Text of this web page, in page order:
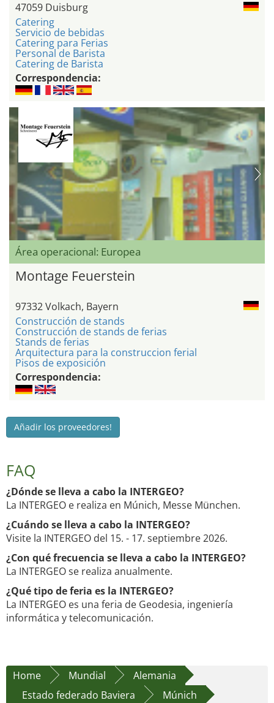
47059 Duisburg
Catering
Servicio de bebidas
Catering para Ferias
Personal de Barista
Catering de Barista
Correspondencia:
Área operacional: Europea
Montage Feuerstein
97332 Volkach, Bayern
Construcción de stands
Construcción de stands de ferias
Stands de ferias
Arquitectura para la construccion ferial
Pisos de exposición
Correspondencia:
Añadir los proveedores!
FAQ
¿Dónde se lleva a cabo la INTERGEO?
La INTERGEO e realiza en Múnich, Messe München.
¿Cuándo se lleva a cabo la INTERGEO?
Visite la INTERGEO del 15. - 17. septiembre 2026.
¿Con qué frecuencia se lleva a cabo la INTERGEO?
La INTERGEO se realiza anualmente.
¿Qué tipo de feria es la INTERGEO?
La INTERGEO es una feria de Geodesia, ingeniería
informática y telecomunicación.
Home Mundial
Alemania
Estado federado Baviera
Múnich